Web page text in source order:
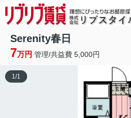
Serenity春日
7万円 管理/共益費 5,000円
1/1